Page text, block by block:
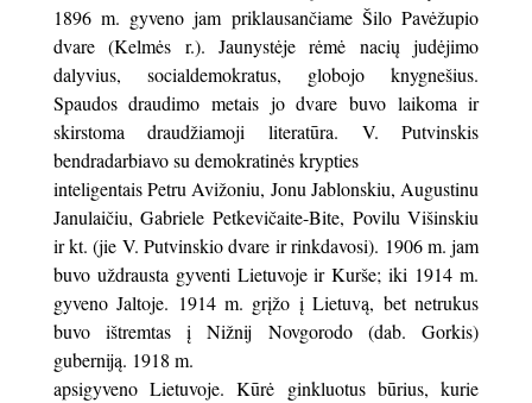
1896 m. gyveno jam priklausančiame Šilo Pavėžupio
dvare (Kelmės r.). Jaunystėje rėmė nacių judėjimo
dalyvius, socialdemokratus, globojo knygnešius.
Spaudos draudimo metais jo dvare buvo laikoma ir
skirstoma draudžiamoji literatūra. V. Putvinskis
bendradarbiavo su demokratinės krypties
inteligentais Petru Avižoniu, Jonu Jablonskiu, Augustinu
Janulaičiu, Gabriele Petkevičaite-Bite, Povilu Višinskiu
ir kt. (jie V. Putvinskio dvare ir rinkdavosi). 1906 m. jam
buvo uždrausta gyventi Lietuvoje ir Kurše; iki 1914 m.
gyveno Jaltoje. 1914 m. grįžo į Lietuvą, bet netrukus
buvo ištremtas į Nižnij Novgorodo (dab. Gorkis)
guberniją. 1918 m.
apsigyveno Lietuvoje. Kūrė ginkluotus būrius, kurie